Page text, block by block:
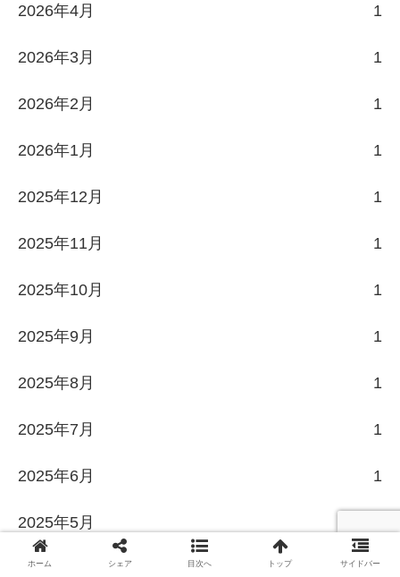
2026年4月 1
2026年3月 1
2026年2月 1
2026年1月 1
2025年12月 1
2025年11月 1
2025年10月 1
2025年9月 1
2025年8月 1
2025年7月 1
2025年6月 1
2025年5月
2025年4月 1
ホーム シェア 目次へ トップ サイドバー